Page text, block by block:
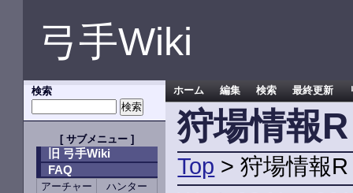
弓手Wiki
検索
[ サブメニュー]
旧 弓手Wiki
FAQ
アーチャー
ハンター
ホーム 編集 検索 最終更新
狩場情報R
Top > 狩場情報R